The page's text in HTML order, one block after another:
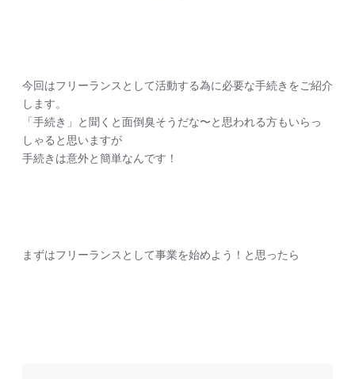
今回はフリーランスとして活動する為に必要な手続きをご紹介
します。
「手続き」と聞くと面倒臭そうだな〜と思われる方もいらっ
しゃると思いますが
手続きは意外と簡単なんです！
まずはフリーランスとして事業を始めよう！と思ったら